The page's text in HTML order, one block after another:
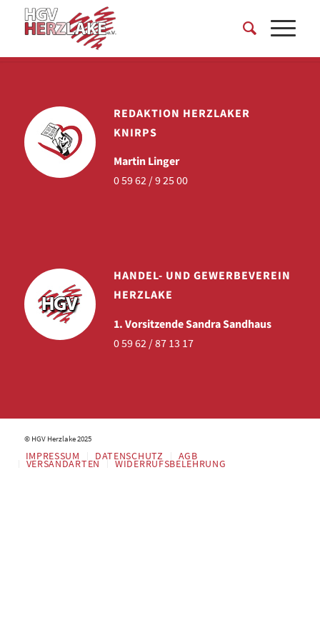
REDAKTION HERZLAKER
KNIRPS
Martin Linger
0 59 62 / 9 25 00
HANDEL- UND GEWERBEVEREIN
HERZLAKE
1. Vorsitzende Sandra Sandhaus
0 59 62 / 87 13 17
© HGV Herzlake 2025
IMPRESSUM DATENSCHUTZ AGB
VERSANDARTEN WIDERRUFSBELEHRUNG